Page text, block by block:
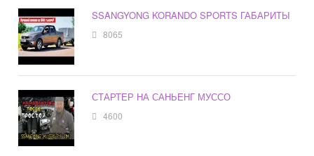
SSANGYONG KORANDO SPORTS ГАБАРИТЫ
8065
СТАРТЕР НА САНЬЕНГ МУССО
4600